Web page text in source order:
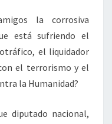
la corrosiva
está sufriendo el
el liquidador
el terrorismo y el
la Humanidad?
diputado nacional,